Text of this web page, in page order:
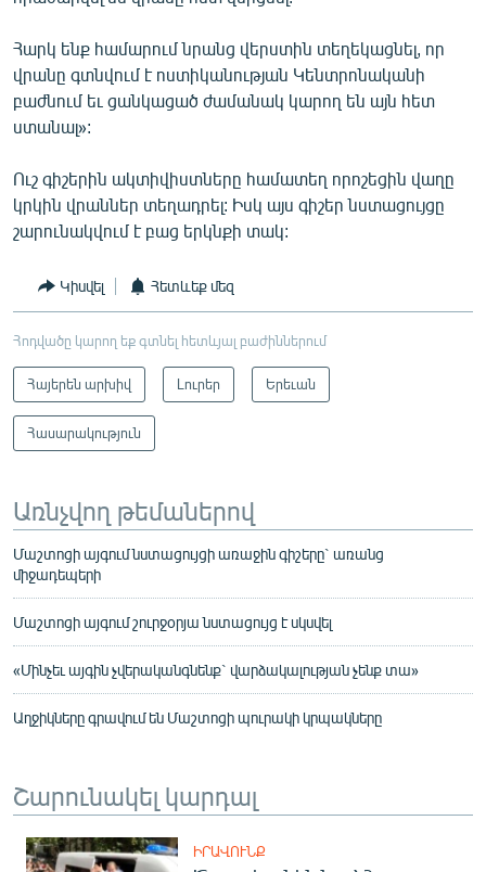
Հարկ ենք համարում նրանց վերստին տեղեկացնել, որ
վրանը գտնվում է ոստիկանության Կենտրոնականի
բաժնում եւ ցանկացած ժամանակ կարող են այն հետ
ստանալ»:
Ուշ գիշերին ակտիվիստները համատեղ որոշեցին վաղը
կրկին վրաններ տեղադրել: Իսկ այս գիշեր նստացույցը
շարունակվում է բաց երկնքի տակ:
Կիսվել Հետևեք մեզ
Հոդվածը կարող եք գտնել հետևյալ բաժիններում
Հայերեն արխիվ Լուրեր Երեւան
Հասարակություն
Առնչվող թեմաներով
Մաշտոցի այգում նստացույցի առաջին գիշերը` առանց
միջադեպերի
Մաշտոցի այգում շուրջօրյա նստացույց է սկսվել
«Մինչեւ այգին չվերականգնենք` վարձակալության չենք տա»
Աղջիկները գրավում են Մաշտոցի պուրակի կրպակները
Շարունակել կարդալ
ԻՐԱՎՈՒՆՔ